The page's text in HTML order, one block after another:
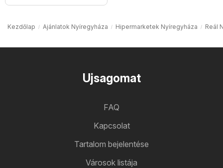
Kezdőlap Ajánlatok Nyíregyháza Hipermarketek Nyíregyháza Reál
Ujsagomat
FAQ
Kapcsolat
Tartalom bejelentése
Városok listája